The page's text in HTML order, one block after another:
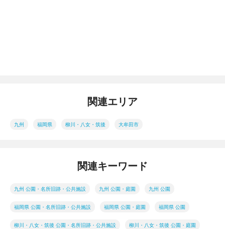
関連エリア
九州 福岡県 柳川・八女・筑後 大牟田市
関連キーワード
九州 公園・名所旧跡・公共施設 九州 公園・庭園 九州 公園
福岡県 公園・名所旧跡・公共施設 福岡県 公園・庭園 福岡県 公園
柳川・八女・筑後 公園・名所旧跡・公共施設 柳川・八女・筑後 公園・庭園